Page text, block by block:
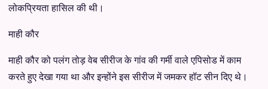
लोकप्रियता हासिल की थी।
माही कौर
माही कौर को पलंग तोड़ वेब सीरीज के गांव की गर्मी वाले एपिसोड में काम
करते हुए देखा गया था और इन्होंने इस सीरीज में जमकर हॉट सीन दिए थे।